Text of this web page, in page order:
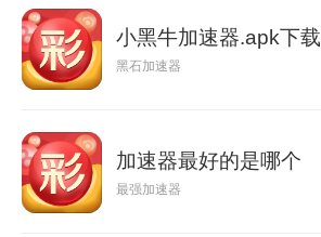
小黑牛加速器.apk下载
黑石加速器
加速器最好的是哪个
最强加速器